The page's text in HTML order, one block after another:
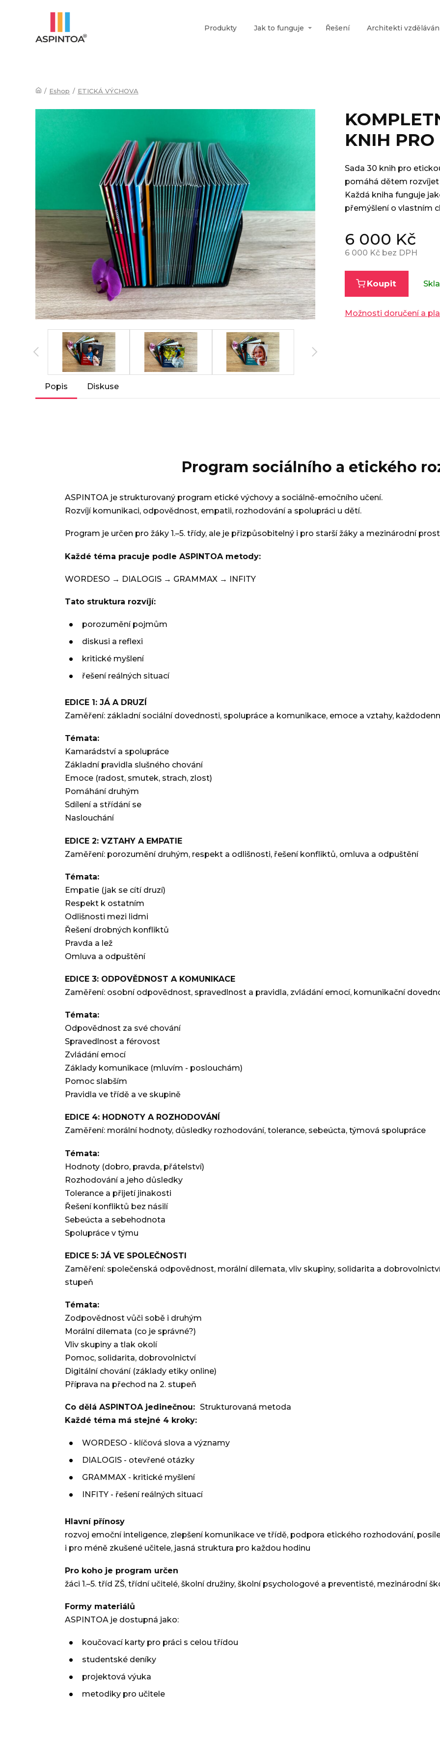
Produkty Jak to funguje Řešení Architekti
/ Eshop / ETICKÁ VÝCHOVA
KNIH
Sada 30 knih pro
pomáhá dětem
Každá kniha funguje
přemýšlení o vlastním
6 000 Kč
6 000 Kč bez DPH
Koupit
Možnosti doručení a
Popis Diskuse
Program sociálního a etického
ASPINTOA je strukturovaný program etické výchovy a sociálně-emočního učení.
Rozvíjí komunikaci, odpovědnost, empatii, rozhodování a spolupráci u dětí.
Program je určen pro žáky 1.–5. třídy, ale je přizpůsobitelný i pro starší žáky a mezinárodní
Každé téma pracuje podle ASPINTOA metody:
WORDESO → DIALOGIS → GRAMMAX → INFITY
Tato struktura rozvíjí:
porozumění pojmům
diskusi a reflexi
kritické myšlení
řešení reálných situací
EDICE 1: JÁ A DRUZÍ
Zaměření: základní sociální dovednosti, spolupráce a komunikace, emoce a vztahy,
Témata:
Kamarádství a spolupráce
Základní pravidla slušného chování
Emoce (radost, smutek, strach, zlost)
Pomáhání druhým
Sdílení a střídání se
Naslouchání
EDICE 2: VZTAHY A EMPATIE
Zaměření: porozumění druhým, respekt a odlišnosti, řešení konfliktů, omluva a odpuštění
Témata:
Empatie (jak se cítí druzí)
Respekt k ostatním
Odlišnosti mezi lidmi
Řešení drobných konfliktů
Pravda a lež
Omluva a odpuštění
EDICE 3: ODPOVĚDNOST A KOMUNIKACE
Zaměření: osobní odpovědnost, spravedlnost a pravidla, zvládání emocí, komunikační
Témata:
Odpovědnost za své chování
Spravedlnost a férovost
Zvládání emocí
Základy komunikace (mluvím - poslouchám)
Pomoc slabším
Pravidla ve třídě a ve skupině
EDICE 4: HODNOTY A ROZHODOVÁNÍ
Zaměření: morální hodnoty, důsledky rozhodování, tolerance, sebeúcta, týmová spolupráce
Témata:
Hodnoty (dobro, pravda, přátelství)
Rozhodování a jeho důsledky
Tolerance a přijetí jinakosti
Řešení konfliktů bez násilí
Sebeúcta a sebehodnota
Spolupráce v týmu
EDICE 5: JÁ VE SPOLEČNOSTI
Zaměření: společenská odpovědnost, morální dilemata, vliv skupiny, solidarita a
stupeň
Témata:
Zodpovědnost vůči sobě i druhým
Morální dilemata (co je správné?)
Vliv skupiny a tlak okolí
Pomoc, solidarita, dobrovolnictví
Digitální chování (základy etiky online)
Příprava na přechod na 2. stupeň
Co dělá ASPINTOA jedinečnou: Strukturovaná metoda
Každé téma má stejné 4 kroky:
WORDESO - klíčová slova a významy
DIALOGIS - otevřené otázky
GRAMMAX - kritické myšlení
INFITY - řešení reálných situací
Hlavní přínosy
rozvoj emoční inteligence, zlepšení komunikace ve třídě, podpora etického rozhodování,
i pro méně zkušené učitele, jasná struktura pro každou hodinu
Pro koho je program určen
žáci 1.–5. tříd ZŠ, třídní učitelé, školní družiny, školní psychologové a preventisté, mezinárodní
Formy materiálů
ASPINTOA je dostupná jako:
koučovací karty pro práci s celou třídou
studentské deníky
projektová výuka
metodiky pro učitele